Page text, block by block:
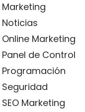
Marketing
Noticias
Online Marketing
Panel de Control
Programación
Seguridad
SEO Marketing